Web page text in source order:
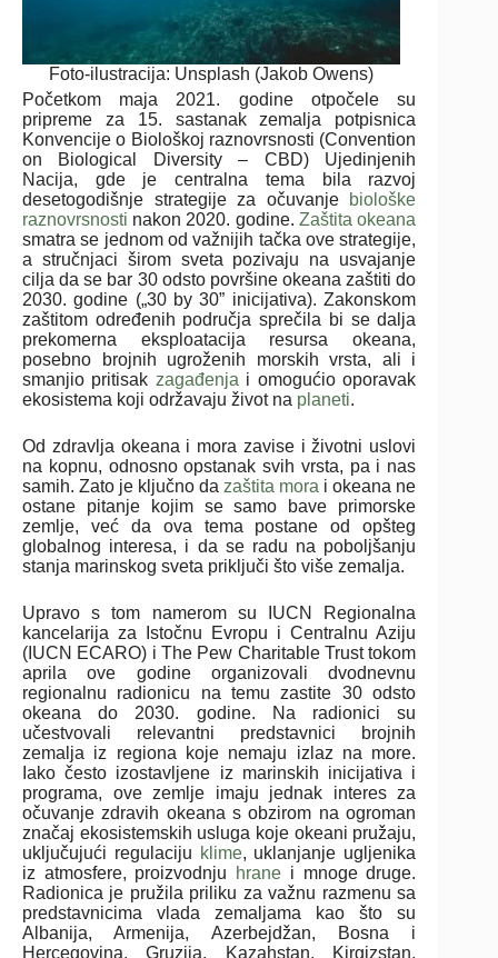
Foto-ilustracija: Unsplash (Jakob Owens)
Početkom maja 2021. godine otpočele su
pripreme za 15. sastanak zemalja potpisnica
Konvencije o Biološkoj raznovrsnosti (Convention
on Biological Diversity – CBD) Ujedinjenih
Nacija, gde je centralna tema bila razvoj
desetogodišnje strategije za očuvanje
biološke
raznovrsnosti nakon 2020. godine. Zaštita okeana
smatra se jednom od važnijih tačka ove strategije,
a stručnjaci širom sveta pozivaju na usvajanje
cilja da se bar 30 odsto površine okeana zaštiti do
2030. godine („30 by 30” inicijativa). Zakonskom
zaštitom određenih područja sprečila bi se dalja
prekomerna eksploatacija resursa okeana,
posebno brojnih ugroženih morskih vrsta, ali i
smanjio pritisak zagađenja i omogućio oporavak
ekosistema koji održavaju život na planeti.
Od zdravlja okeana i mora zavise i životni uslovi
na kopnu, odnosno opstanak svih vrsta, pa i nas
samih. Zato je ključno da zaštita mora i okeana ne
ostane pitanje kojim se samo bave primorske
zemlje, već da ova tema postane od opšteg
globalnog interesa, i da se radu na poboljšanju
stanja marinskog sveta priključi što više zemalja.
Upravo s tom namerom su IUCN Regionalna
kancelarija za Istočnu Evropu i Centralnu Aziju
(IUCN ECARO) i The Pew Charitable Trust tokom
aprila ove godine organizovali dvodnevnu
regionalnu radionicu na temu zastite 30 odsto
okeana do 2030. godine. Na radionici su
učestvovali relevantni predstavnici brojnih
zemalja iz regiona koje nemaju izlaz na more.
Iako često izostavljene iz marinskih inicijativa i
programa, ove zemlje imaju jednak interes za
očuvanje zdravih okeana s obzirom na ogroman
značaj ekosistemskih usluga koje okeani pružaju,
uključujući regulaciju klime, uklanjanje ugljenika
iz atmosfere, proizvodnju
hrane i mnoge druge.
Radionica je pružila priliku za važnu razmenu sa
predstavnicima vlada zemaljama kao što su
Albanija, Armenija, Azerbejdžan, Bosna i
Hercegovina, Gruzija, Kazahstan, Kirgizstan,